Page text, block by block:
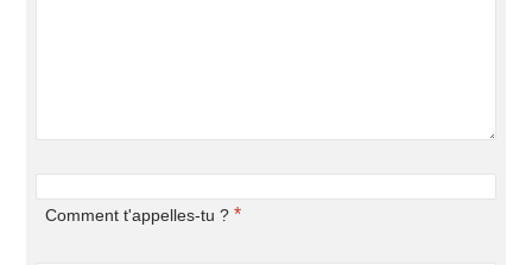
Comment t'appelles-tu ? *